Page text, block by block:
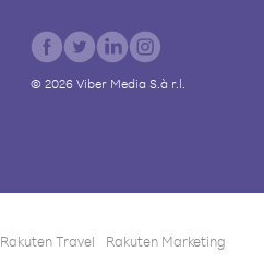
© 2026Viber Media S.à r.l.
Rakuten Travel Rakuten Marketing